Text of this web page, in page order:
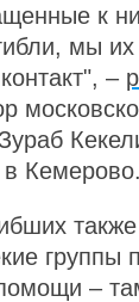
к
мы их
–
в Кемерово.
группы
–